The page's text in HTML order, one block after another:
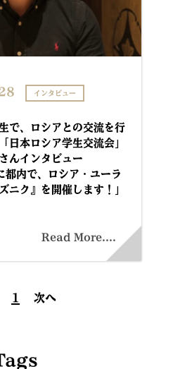
インタビュー
で、ロシアとの交流を行
日本ロシア学生交流会」
んインタビュー
内で、ロシア・ユーラ
ニク』を開催します！」
Read More....
1 次へ